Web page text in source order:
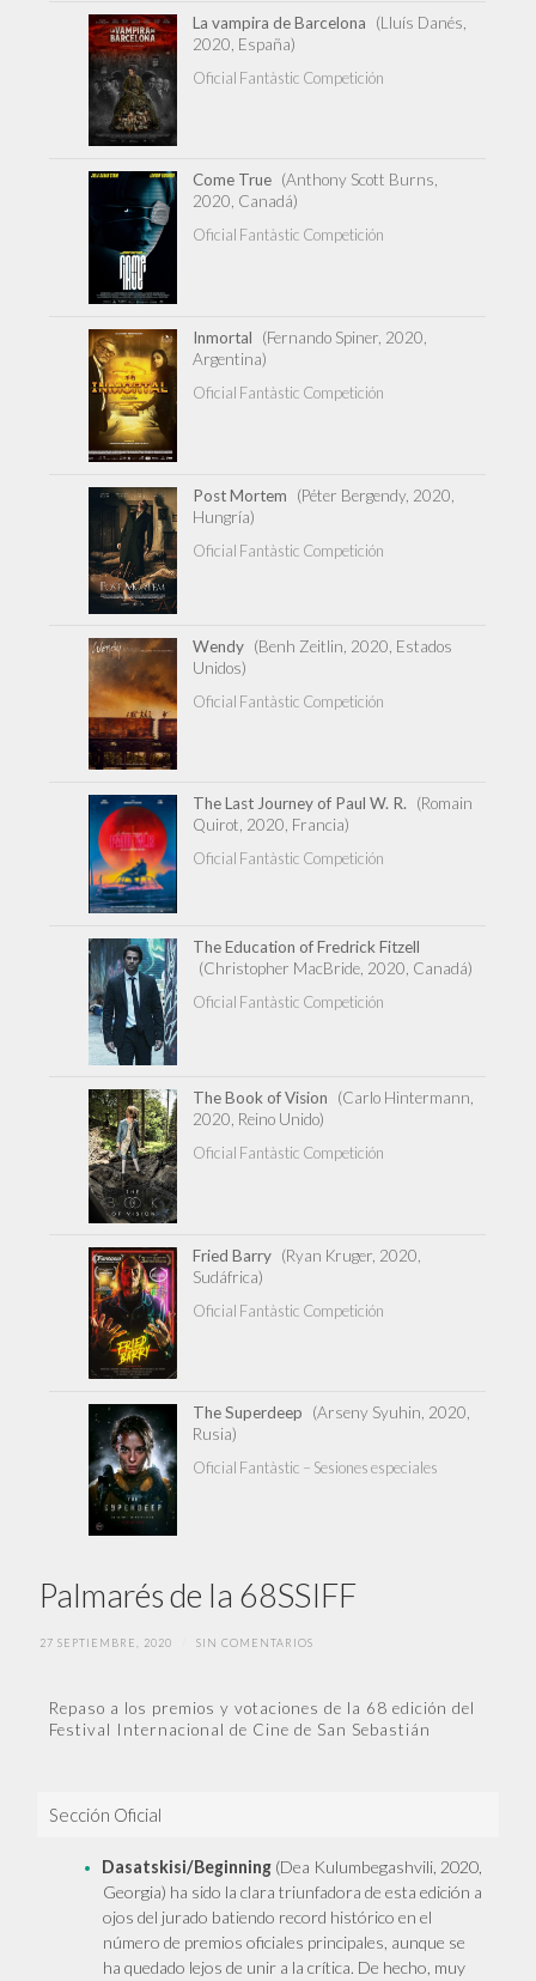
La vampira de Barcelona
(Lluís Danés,
2020, España)
Oficial Fantàstic Competición
Come True (Anthony Scott Burns,
2020, Canadá)
Oficial Fantàstic Competición
Inmortal
(Fernando Spiner, 2020,
Argentina)
Oficial Fantàstic Competición
Post Mortem
(Péter Bergendy, 2020,
Hungría)
Oficial Fantàstic Competición
Wendy (Benh Zeitlin, 2020, Estados
Unidos)
Oficial Fantàstic Competición
The Last Journey of Paul W. R.
(Romain
Quirot, 2020, Francia)
Oficial Fantàstic Competición
The Education of Fredrick Fitzell
(Christopher MacBride, 2020, Canadá)
Oficial Fantàstic Competición
The Book of Vision
(Carlo Hintermann,
2020, Reino Unido)
Oficial Fantàstic Competición
Fried Barry (Ryan Kruger, 2020,
Sudáfrica)
Oficial Fantàstic Competición
The Superdeep
(Arseny Syuhin, 2020,
Rusia)
Oficial Fantàstic – Sesiones especiales
Palmarés de la 68SSIFF
27 SEPTIEMBRE, 2020 SIN COMENTARIOS
Repaso a los premios y votaciones de la 68 edición del
Festival Internacional de Cine de San Sebastián
Sección Oficial
Dasatskisi/Beginning (Dea Kulumbegashvili, 2020,
Georgia) ha sido la clara triunfadora de esta edición a
ojos del jurado batiendo record histórico en el
número de premios oficiales principales, aunque se
ha quedado lejos de unir a la crítica. De hecho, muy